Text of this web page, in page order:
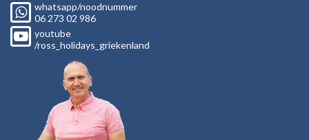
whatsapp/noodnummer
06 273 02 986
youtube
/ross_holidays_griekenland